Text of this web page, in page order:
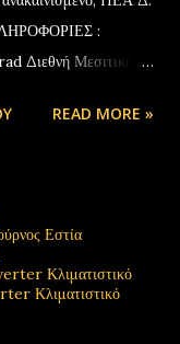
:
Διεθνή Μεσιτικά
READ MORE »
Εστία
Κλιματιστικό
Κλιματιστικό